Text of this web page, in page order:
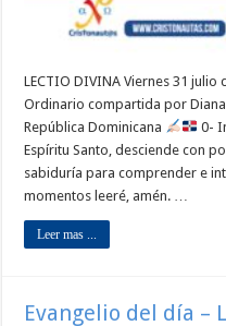
LECTIO DIVINA Viernes 31 julio
Ordinario compartida por Diana
República Dominicana
0-
Espíritu Santo, desciende con
sabiduría para comprender e
momentos leeré, amén. …
Leer mas ...
Evangelio del día –